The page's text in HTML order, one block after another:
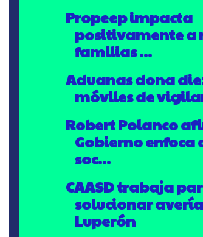
Propeep impacta
positivamente a
familias ...
Aduanas dona
móviles de
Robert Polanco
Gobierno enfoca
soc...
CAASD trabaja
solucionar
Luperón